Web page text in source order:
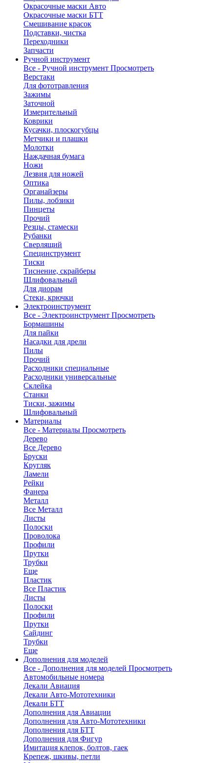
Окрасочные маски Авто
Окрасочные маски БТТ
Смешивание красок
Подставки, чистка
Переходники
Запчасти
Ручной инструмент
Все - Ручной инструмент Просмотреть
Верстаки
Для фототравления
Зажимы
Заточной
Измерительный
Коврики
Кусачки, плоскогубцы
Метчики и плашки
Молотки
Наждачная бумага
Ножи
Лезвия для ножей
Оптика
Органайзеры
Пилы, лобзики
Пинцеты
Прочий
Резцы, стамески
Рубанки
Сверлящий
Специнструмент
Тиски
Тиснение, скрайберы
Шлифовальный
Для диорам
Стеки, крючки
Электроинструмент
Все - Электроинструмент Просмотреть
Бормашины
Для пайки
Насадки для дрели
Пилы
Прочий
Расходники специальные
Расходники универсальные
Склейка
Станки
Тиски, зажимы
Шлифовальный
Материалы
Все - Материалы Просмотреть
Дерево
Все Дерево
Бруски
Кругляк
Ламели
Рейки
Фанера
Металл
Все Металл
Листы
Полоски
Проволока
Профили
Прутки
Трубки
Еще
Пластик
Все Пластик
Листы
Полоски
Профили
Прутки
Сайдинг
Трубки
Еще
Дополнения для моделей
Все - Дополнения для моделей Просмотреть
Автомобильные номера
Декали Авиация
Декали Авто-Мототехники
Декали БТТ
Дополнения для Авиации
Дополнения для Авто-Мототехники
Дополнения для БТТ
Дополнения для Фигур
Имитация клепок, болтов, гаек
Крепеж, шкивы, петли